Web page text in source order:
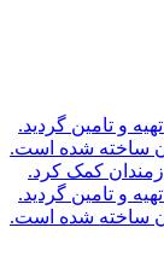
و تامین گردید.
ساخته شده است.
کمک کرد.
و تامین گردید.
ساخته شده است.